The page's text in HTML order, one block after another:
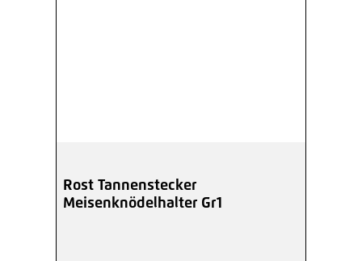
Rost Tannenstecker
Meisenknödelhalter Gr1